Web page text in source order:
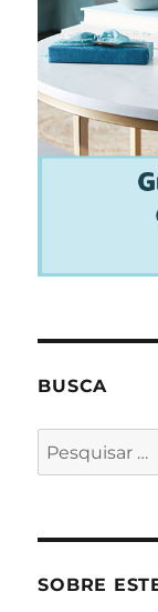
BUSCA
Pesquisar
por:
SOBRE